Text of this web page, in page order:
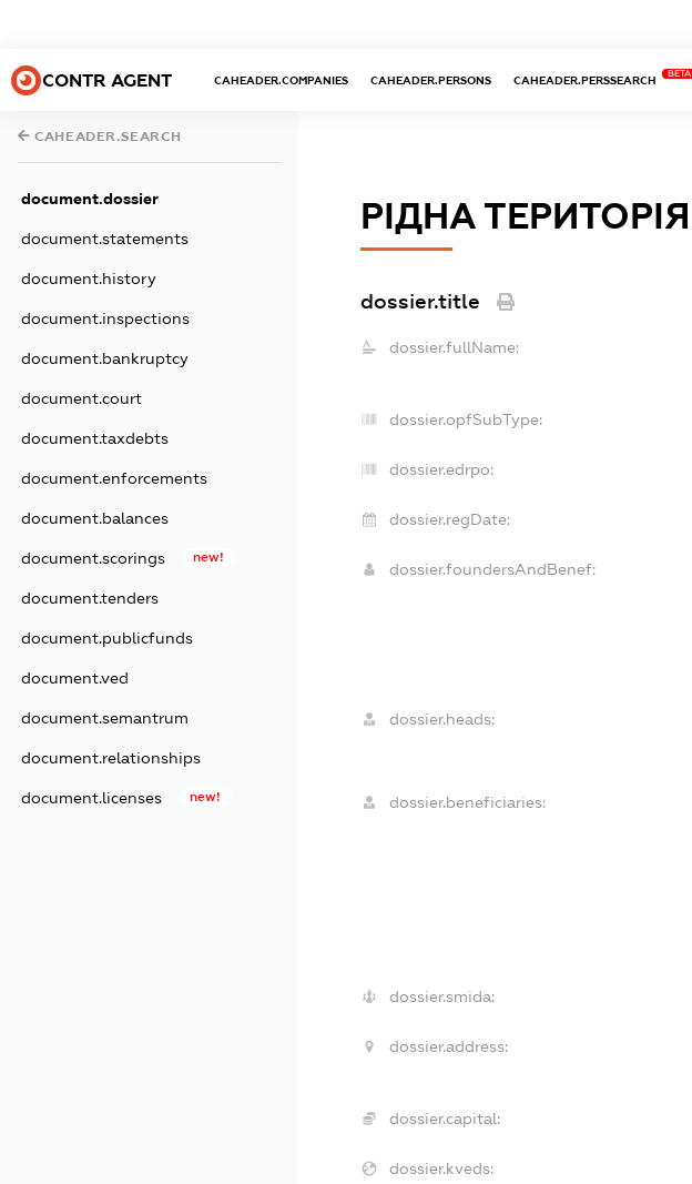
CONTR AGENT CAHEADER.COMPANIES CAHEADER.PERSONS CAHEADER.PERSSEARCH
BETA
CAHEADER.SEARCH
document.dossier
document.statements
document.history
document.inspections
document.bankruptcy
document.court
document.taxdebts
document.enforcements
document.balances
document.scorings new!
document.tenders
document.publicfunds
document.ved
document.semantrum
document.relationships
document.licenses new!
РІДНА ТЕРИТОРІЯ
dossier.title
dossier.fullName:
dossier.opfSubType:
dossier.edrpo:
dossier.regDate:
dossier.foundersAndBenef:
dossier.heads:
dossier.beneficiaries:
dossier.smida:
dossier.address:
dossier.capital:
dossier.kveds: